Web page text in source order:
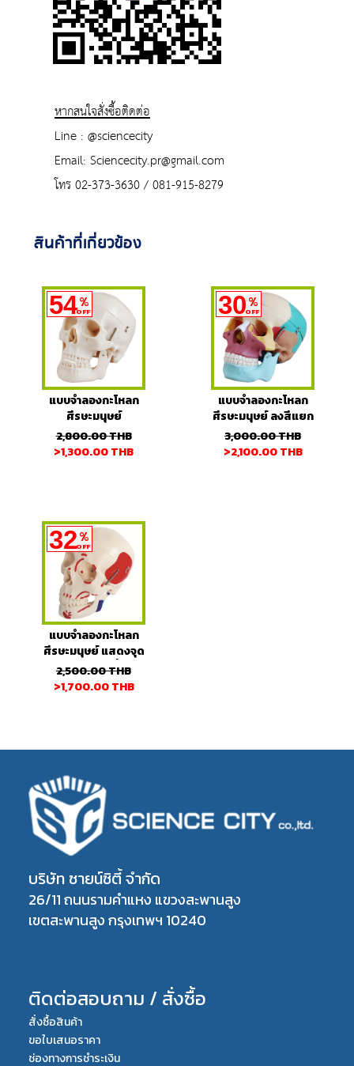
หากสนใจสั่งซื้อติดต่อ
Line : @sciencecity
Email: Sciencecity.pr@gmail.com
โทร 02-373-3630 / 081-915-8279
สินค้าที่เกี่ยวข้อง
54%
OFF
แบบจำลองกะโหลก
ศีรษะมนุษย์
(Deluxe)
2,800.00THB
>1,300.00THB
30%
OFF
แบบจำลองกะโหลก
ศีรษะมนุษย์ ลงสีแยก
ชิ้นส่วน
3,000.00THB
>2,100.00THB
32%
OFF
แบบจำลองกะโหลก
ศีรษะมนุษย์ แสดงจุด
เกาะกล้ามเนื้อ
2,500.00THB
>1,700.00THB
บริษัท ซายน์ซิตี้ จำกัด
26/11 ถนนรามคำแหง แขวงสะพานสูง
เขตสะพานสูง กรุงเทพฯ 10240
ติดต่อสอบถาม / สั่งซื้อ
สั่งซื้อสินค้า
ขอใบเสนอราคา
ช่องทางการชำระเงิน